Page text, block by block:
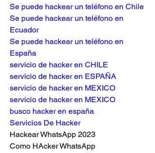
Se puede hackear un teléfono en Chile
Se puede hackear un teléfono en
Ecuador
Se puede hackear un teléfono en
España
servicio de hacker en CHILE
servicio de hacker en ESPAÑA
servicio de hacker en MEXICO
servicio de hacker en MEXICO
busco hacker en españa
Servicios De Hacker
Hackear WhatsApp 2023
Como HAcker WhatsApp